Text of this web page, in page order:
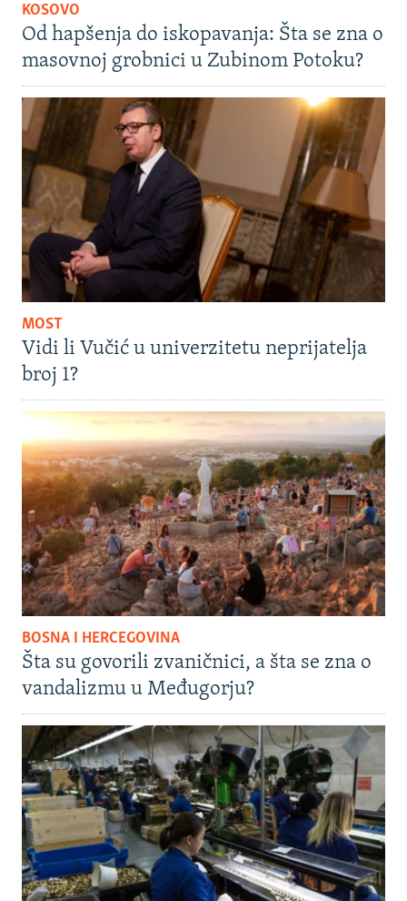
KOSOVO
Od hapšenja do iskopavanja: Šta se zna o
masovnoj grobnici u Zubinom Potoku?
MOST
Vidi li Vučić u univerzitetu neprijatelja
broj 1?
BOSNA I HERCEGOVINA
Šta su govorili zvaničnici, a šta se zna o
vandalizmu u Međugorju?